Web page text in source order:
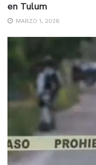
en Tulum
MARZO 1, 2026